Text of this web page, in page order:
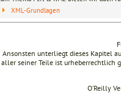
XML-Grundlagen
Ansonsten unterliegt dieses Kapitel
aller seiner Teile ist urheberrechtlich
O’Reilly